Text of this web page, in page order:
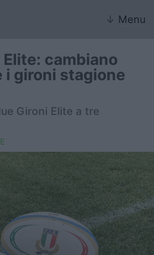
↓ Menu
Championship
Elite: cambiano
i gironi stagione
Gironi Elite a tre